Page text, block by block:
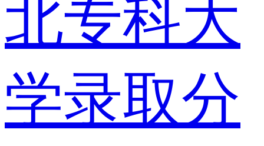
北专科大
学录取分